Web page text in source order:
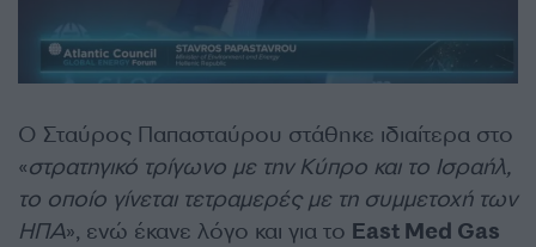
Ο Σταύρος Παπασταύρου στάθηκε ιδιαίτερα στο
«στρατηγικό τρίγωνο με την Κύπρο και το Ισραήλ,
το οποίο γίνεται τετραμερές με τη συμμετοχή των
ΗΠΑ», ενώ έκανε λόγο και για το East Med Gas